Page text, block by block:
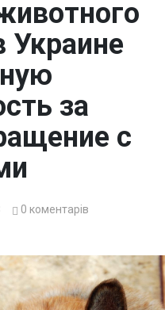
Украине
за
с
0 коментарів